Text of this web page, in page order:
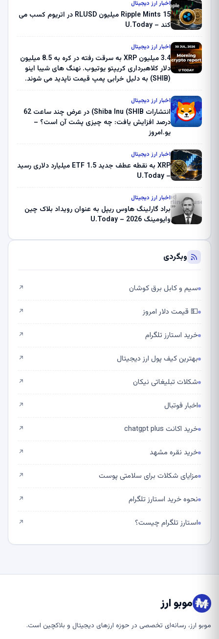
اخبار ارز دیجیتال
Ripple Mints 15 میلیون RLUSD در اتریوم کسب می
کند – U.Today
اخبار ارز دیجیتال
3.4 میلیون XRP به سرقت رفته در کره به 8.5 میلیون
دلار کلاهبرداری کریپتو یوتیوب. نهنگ های شیبا اینو
(SHIB) به دلیل خرابی پمپ قیمت ناپدید می شوند.
ثبت کرد – گزارش کریپتو صبح – U.Today
اخبار ارز دیجیتال
انتشارات Shiba Inu (SHIB) در عرض چند ساعت 62
درصد افزایش یافت: چه چیزی پشت آن است؟ –
یو.امروز
اخبار ارز دیجیتال
XRP به نقطه عطف جدید ETF 1.5 میلیارد دلاری رسید
– U.Today
اخبار ارز دیجیتال
براد گارلینگ هاوس ریپل به عنوان رویداد بلاک چین
وایومینگ 2026 – U.Today
وبگردی
سیم و کابل برق کوشان ↗
💵 قیمت دلار امروز ↗
خرید استارز تلگرام ↗
بهترین کیف پول ارز دیجیتال ↗
شکلات تبلیغاتی نیکان ↗
اخبار فوتبال ↗
خرید اکانت chatgpt plus ↗
خرید نقره مشهد ↗
مزایای شکلات برای سلامتی پوست ↗
نحوه خرید استارز تلگرام ↗
استارز تلگرام چیست؟ ↗
موبو ارز
موبو ارز، رسانه‌ای تخصصی در حوزه ارزهای دیجیتال و بلاکچین است.